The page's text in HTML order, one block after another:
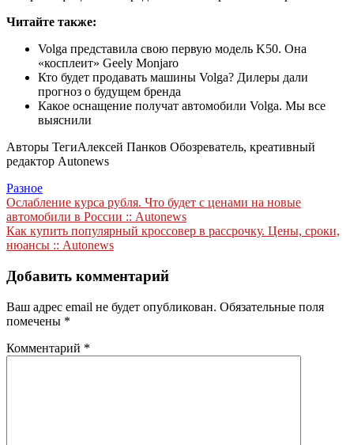
Читайте также:
Volga представила свою первую модель K50. Она
«косплеит» Geely Monjaro
Кто будет продавать машины Volga? Дилеры дали
прогноз о будущем бренда
Какое оснащение получат автомобили Volga. Мы все
выяснили
Авторы ТегиАлексей Панков Обозреватель, креативный
редактор Autonews
Разное
Навигация
по
записям
Ослабление курса рубля. Что будет с ценами на новые
автомобили в России :: Autonews
Как купить популярный кроссовер в рассрочку. Цены, сроки,
нюансы :: Autonews
Добавить комментарий
Ваш адрес email не будет опубликован. Обязательные поля
помечены *
Комментарий *